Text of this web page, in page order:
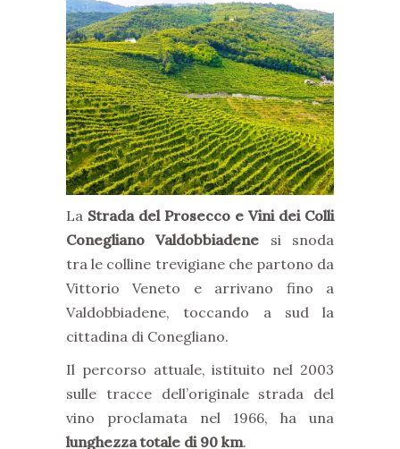
La Strada del Prosecco e Vini dei Colli
Conegliano Valdobbiadene si snoda
tra le colline trevigiane che partono da
Vittorio Veneto e arrivano fino a
Valdobbiadene, toccando a sud la
cittadina di Conegliano.
Il percorso attuale, istituito nel 2003
sulle tracce dell’originale strada del
vino proclamata nel 1966, ha una
lunghezza totale di 90 km.